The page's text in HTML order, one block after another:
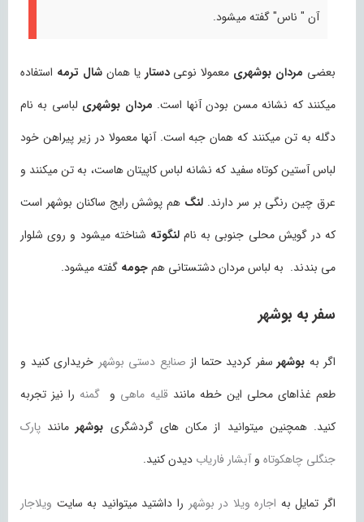
آن " ناس" گفته میشود.
بعضی مردان بوشهری معمولا نوعی دستار یا همانشال ترمه استفاده
میکنند که نشانه مسن بودن آنها است. مردان بوشهری لباسی به نام
دگله به تن میکنند که همان جبه است. آنها معمولا در زیر پیراهن خود
لباس آستین کوتاه سفید که نشانه لباس کاپیتان هاست، به تن میکنند و
عرق چین رنگی بر سر دارند. لنگ هم پوشش رایج ساکنان بوشهر است
که در گویش محلی جنوبی به ناملنگوته شناخته میشود و روی شلوار
می بندند. به لباس مردان دشتستانی همجومه گفته میشود.
سفر به بوشهر
اگر به بوشهر سفر کردید حتما از صنایع دستی بوشهر خریداری کنید و
طعم غذاهای محلی این خطه مانندقلیه ماهی و گمنه را نیز تجربه
کنید. همچنین میتوانید از مکان های گردشگری بوشهر مانند پارک
جنگلی چاهکوتاه وآبشار فاریاب دیدن کنید.
اگر تمایل به اجاره ویلا در بوشهر را داشتید میتوانید به سایت ویلاجار